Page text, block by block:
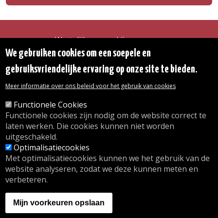
Wettelijke vermeldingen
Toegankelijkheidsverklaring
Toegang tot het Gemeentehuis
De gemeente diensten
Contact
© 2026 Gemeente Oudergem
Emile Idiersstraat 12 - 1160 Oudergem
Tel. :02/676.48.11.
Inschrijving kinderdagverblijf
wij.oudergem.be
Naschoolse activiteiten
We gebruiken cookies om een soepele en
gebruiksvriendelijke ervaring op onze site te bieden.
Meer informatie over ons beleid voor het gebruik van cookies
Functionele Cookies
Functionele cookies zijn nodig om de website correct te
laten werken. Die cookies kunnen niet worden
uitgeschakeld.
Optimalisatiecookies
Met optimalisatiecookies kunnen we het gebruik van de
website analyseren, zodat we deze kunnen meten en
verbeteren.
Mijn voorkeuren opslaan